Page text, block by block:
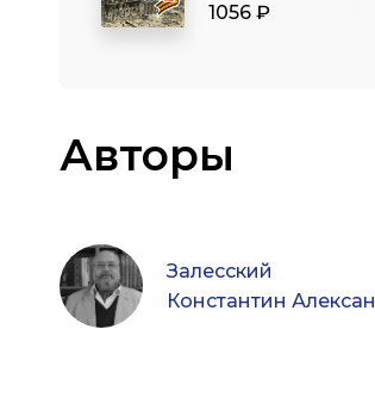
1056 ₽
Авторы
Залесский